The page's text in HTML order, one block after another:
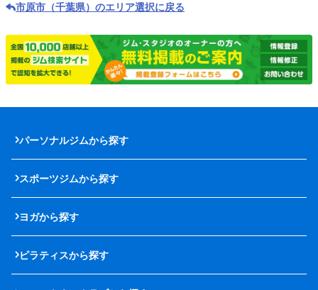
市原市（千葉県）のエリア選択に戻る
パーソナルジムから探す
スポーツジムから探す
ヨガから探す
ピラティスから探す